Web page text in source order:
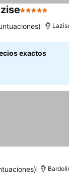
5 Estrellas
exactos